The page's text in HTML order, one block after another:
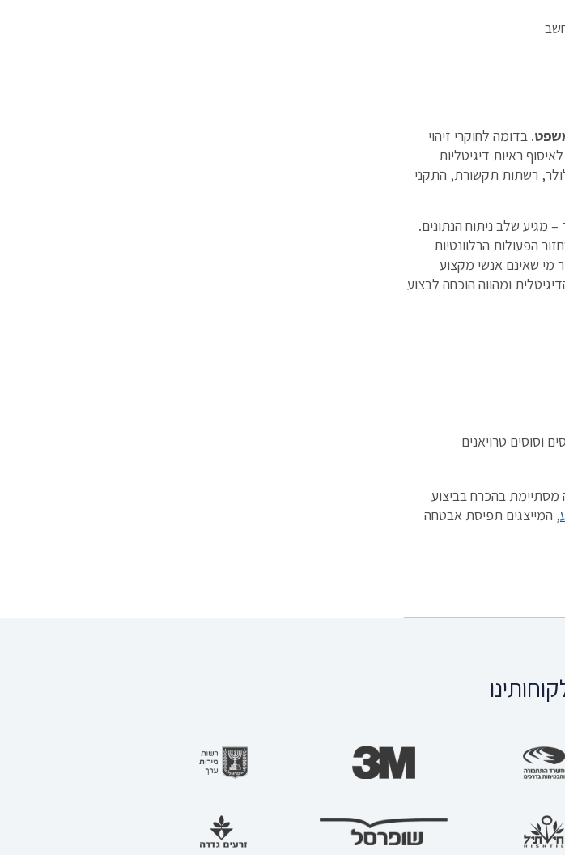
. בדומה לחוקרי זיהוי
ראיות דיגיטליות
רשתות תקשורת, התקני
מגיע שלב ניתוח הנתונים.
הפעולות הרלוונטיות
מי שאינם אנשי מקצוע
ומהווה הוכחה לבצוע
וסוסים טרויאנים
מסתיימת בהכרח בביצוע
, המייצגים תפיסת אבטחה